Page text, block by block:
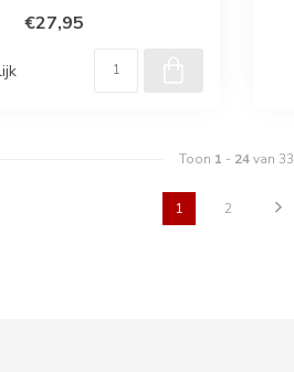
€27,95
Toon 1 - 24van 33
1 2